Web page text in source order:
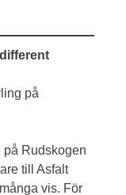
på
på Rudskogen
till Asfalt
vis. För